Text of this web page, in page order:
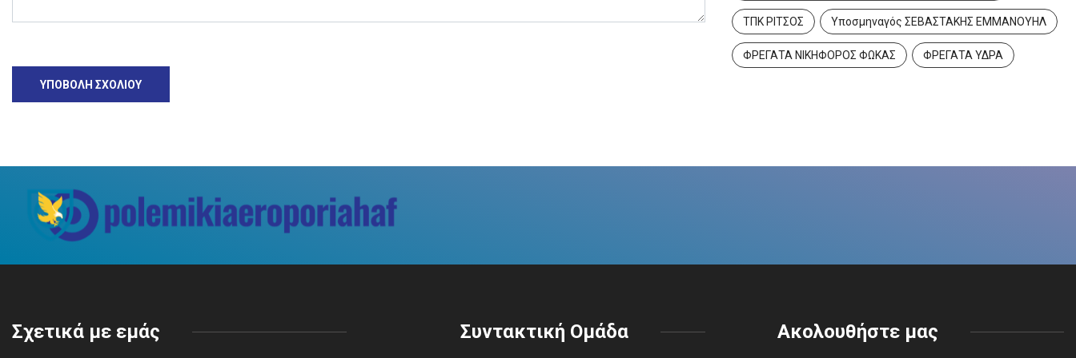
ΤΠΚ ΡΙΤΣΟΣ Υποσμηναγός ΣΕΒΑΣΤΑΚΗΣ ΕΜΜΑΝΟΥΗΛ
ΦΡΕΓΑΤΑ ΝΙΚΗΦΟΡΟΣ ΦΩΚΑΣ ΦΡΕΓΑΤΑ ΥΔΡΑ
Σχετικά με εμάς Συντακτική Ομάδα Ακολουθήστε μας